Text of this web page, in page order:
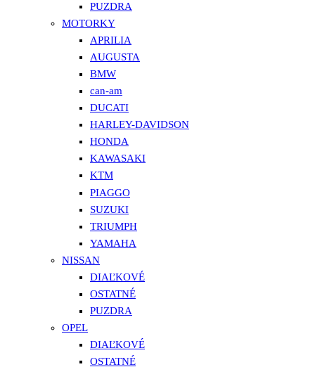
PUZDRA
MOTORKY
APRILIA
AUGUSTA
BMW
can-am
DUCATI
HARLEY-DAVIDSON
HONDA
KAWASAKI
KTM
PIAGGO
SUZUKI
TRIUMPH
YAMAHA
NISSAN
DIAĽKOVÉ
OSTATNÉ
PUZDRA
OPEL
DIAĽKOVÉ
OSTATNÉ